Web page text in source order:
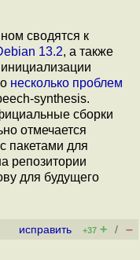
сводятся к
13.2, а также
несколько проблем
synthesis.
сборки
отмечается
пакетами для
репозитории
для будущего
исправить +37 + / –